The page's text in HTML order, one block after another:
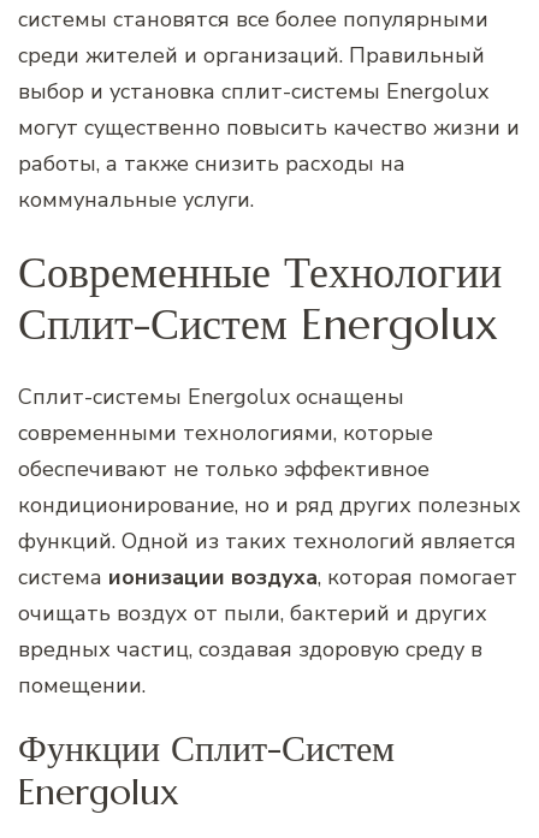
системы становятся все более популярными
среди жителей и организаций. Правильный
выбор и установка сплит-системы Energolux
могут существенно повысить качество жизни и
работы, а также снизить расходы на
коммунальные услуги.
Современные Технологии
Сплит-Систем Energolux
Сплит-системы Energolux оснащены
современными технологиями, которые
обеспечивают не только эффективное
кондиционирование, но и ряд других полезных
функций. Одной из таких технологий является
система ионизации воздуха, которая помогает
очищать воздух от пыли, бактерий и других
вредных частиц, создавая здоровую среду в
помещении.
Функции Сплит-Систем
Energolux